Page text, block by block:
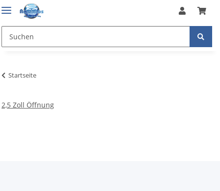
Startseite
2,5 Zoll Öffnung